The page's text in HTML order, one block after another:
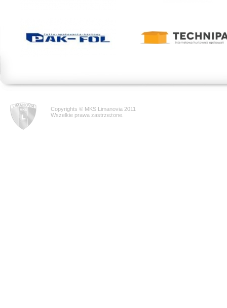
Copyrights © MKS Limanovia 2011
Wszelkie prawa zastrzeżone.